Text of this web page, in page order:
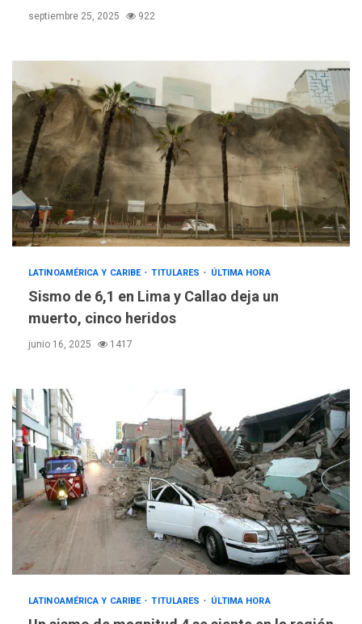
septiembre 25, 2025 922
LATINOAMÉRICA Y CARIBE TITULARES ÚLTIMA HORA
Sismo de 6,1 en Lima y Callao deja un
muerto, cinco heridos
junio 16, 2025 1417
LATINOAMÉRICA Y CARIBE TITULARES ÚLTIMA HORA